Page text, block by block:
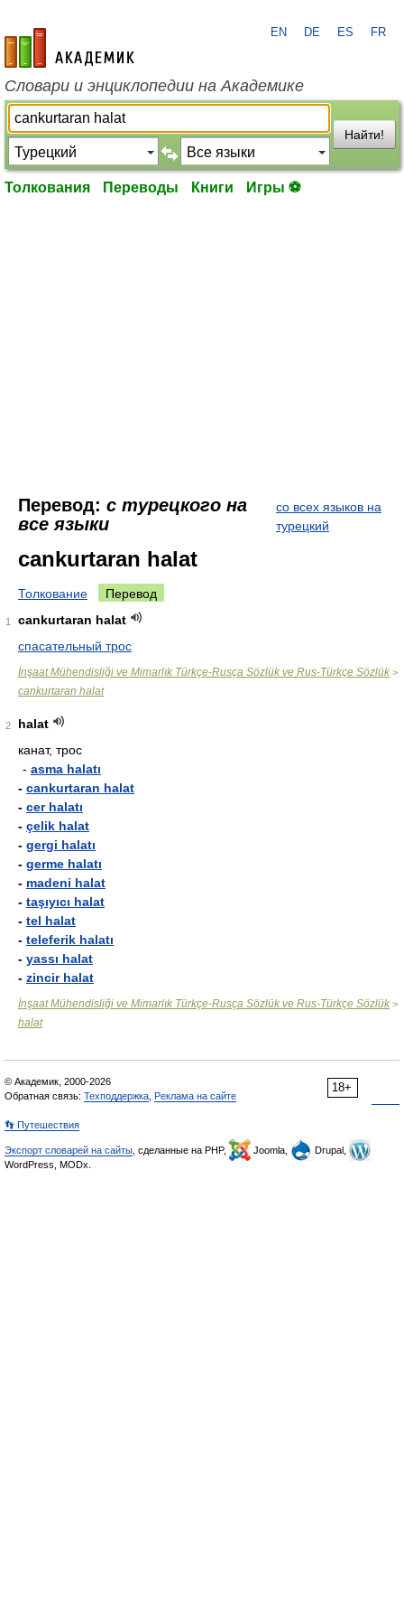
academic.ru
EN DE ES FR
Словари и энциклопедии на Академике
Найти!
Толкования Переводы Книги Игры ⚽
Перевод: с турецкого на
все языки
со всех языков на
турецкий
cankurtaran halat
Толкование Перевод
1
cankurtaran halat
спасательный трос
İnşaat Mühendisliği ve Mimarlık Türkçe-Rusça Sözlük ve Rus-Türkçe Sözlük >
cankurtaran halat
2
halat
канат, трос
- asma halatı
- cankurtaran halat
- cer halatı
- çelik halat
- gergi halatı
- germe halatı
- madeni halat
- taşıyıcı halat
- tel halat
- teleferik halatı
- yassı halat
- zincir halat
İnşaat Mühendisliği ve Mimarlık Türkçe-Rusça Sözlük ve Rus-Türkçe Sözlük >
halat
18+
© Академик, 2000-2026
Обратная связь: Техподдержка Реклама на сайте
👣 Путешествия
Экспорт словарей на сайты , сделанные на PHP, Joomla,
Drupal,
WordPress, MODx.